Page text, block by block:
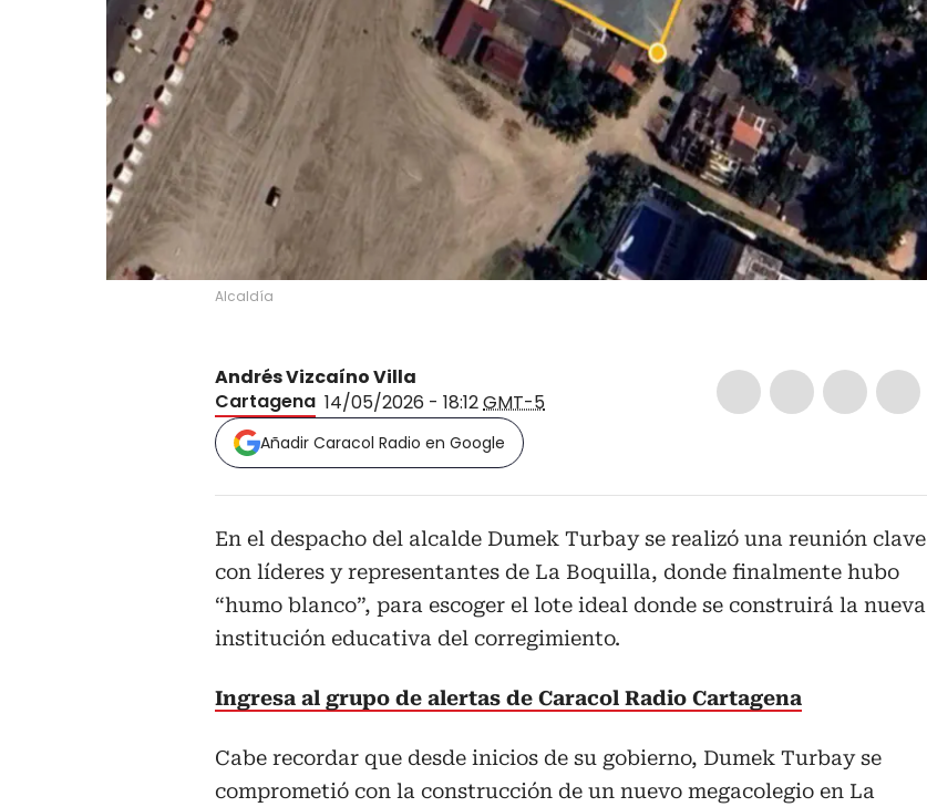
Alcaldía
Andrés Vizcaíno Villa
Cartagena 14/05/2026 - 18:12GMT-5
Añadir Caracol Radio en Google
En el despacho del alcalde Dumek Turbay se realizó una reunión clave
con líderes y representantes de La Boquilla, donde finalmente hubo
“humo blanco”, para escoger el lote ideal donde se construirá la nueva
institución educativa del corregimiento.
Ingresa al grupo de alertas de Caracol Radio Cartagena
Cabe recordar que desde inicios de su gobierno, Dumek Turbay se
comprometió con la construcción de un nuevo megacolegio en La